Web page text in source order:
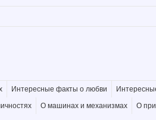
Интересные факты о любви
О машинах и механизмах
О